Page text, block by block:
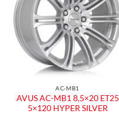
AC-MB1
AVUS AC-MB1 8,5×20 ET25
5×120 HYPER SILVER